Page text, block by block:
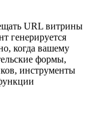
URL витрины
генерируется
когда вашему
формы,
инструменты